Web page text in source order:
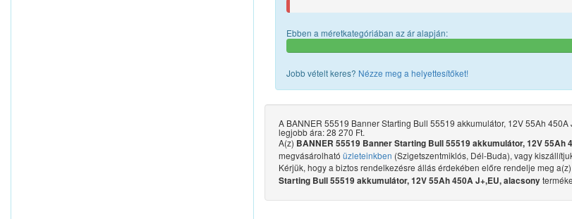
Ebben a méretkategóriában az ár alapján:
Jobb vételt keres? Nézze meg a helyettesítőket!
A BANNER 55519 Banner Starting Bull 55519 akkumulátor, 12V 55Ah
legjobb ára: 28 270 Ft.
A(z) BANNER 55519 Banner Starting Bull 55519 akkumulátor, 12V 55Ah
megvásárolható üzleteinkben (Szigetszentmiklós, Dél-Buda), vagy
Kérjük, hogy a biztos rendelkezésre állás érdekében előre rendelje meg a(z)
Starting Bull 55519 akkumulátor, 12V 55Ah 450A J+,EU, alacsony